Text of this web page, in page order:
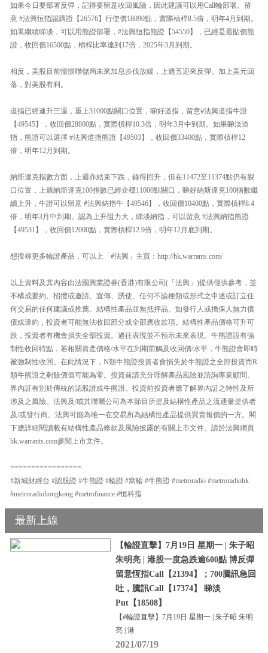
如果今日要部署反彈，記得要留意收回風險，因此建議可以用Call輪部署。留
意 #法興恒指認購證【26576】行使價18090點，實際槓桿8.5倍，明年4月到期。
如果繼續睇淡，可以用熊證部署，#法興恒指熊證【54550】，已經是最貼價熊
證，收回價16500點，槓桿比率達到17倍，2025年3月到期。
相反，美股目前憧憬聯儲局未來加息步伐放緩，上週五迎來反彈。加上美元回
落，對美股有利。
道指已經連升三週，重上31000點關口位置，睇好道指，留意#法興道指牛證
【49545】，收回價28800點，實際槓桿10.3倍，明年3月中到期。如果睇淡道
指，熊證可以選擇 #法興道指熊證【49503】，收回價33400點，實際槓桿12
倍，明年12月到期。
納斯達克指數方面，上週亦結束下跌，錄得回升，但在11472至11374點仍有裂
口位置，上週納斯達克100指數已經企穩11000點關口，睇好納斯達克100指數繼
續上升，牛證可以留意 #法興納指牛【49546】，收回價10400點，實際槓桿8.4
倍，明年3月中到期。認為上升阻力大，睇淡納指，可以留意 #法興納指熊證
【49531】，收回價12000點，實際槓桿12.9倍，明年12月底到期。
想搜尋更多輪證產品，可以上「#法興」主頁：http://hk.warrants.com/
以上資料及其內容由法國興業證券(香港)有限公司(「法興」)提供僅供參考，並
不構成要約、招攬或邀請、宣傳、誘使、任何不論種類或形式之申述或訂立任
何交易的任何建議或推薦。結構性產品並無抵押品。如發行人或擔保人無力償
債或違約，投資者可能無法收回部分或全部應收款項。結構性產品價格可升可
跌，投資者有機會損失全部投資。過往表現並不預示未來表現。牛熊證設有強
制性收回特點，若相關資產價格/水平在到期前觸及收回價/水平，牛熊證會即時
被強制性收回。在此情況下，N類牛熊證投資者會損失於牛熊證之全部投資而R
類牛熊證之剩餘價值可能為零。投資前請充分理解產品風險並諮詢專業顧問。
界內証有別於傳統的認股證或牛熊證。投資前投資者應了解界內証之特性及所
涉及之風險。法興及/或其聯屬公司為本節目所提及結構性產品之流通量提供者
及/或發行商。法興可能為唯一在交易所為結構性產品提供買賣報價的一方。閣
下應詳細閱讀載有結構性產品條款及風險披露的有關上市文件。請於法興網頁
hk.warrants.com參閱上市文件。
=================
#新城財經台 #認股證 #牛熊證 #輪證 #窩輪 #牛熊證 #metroradio #metroradiohk
#metroradiohongkong #metrofinance #恒科指
最新上線
【輪證直擊】7月19日 星期一 | 朱子昭
朱明亮 | 港股一度急跌逾600點 博反彈
留意恆指Call【21394】；700騰訊急回
吐，騰訊Call【17374】 睇淡
Put【18508】
【#輪證直擊】7月19日 星期一 | 朱子昭 朱明
亮 | 港
2021/07/19